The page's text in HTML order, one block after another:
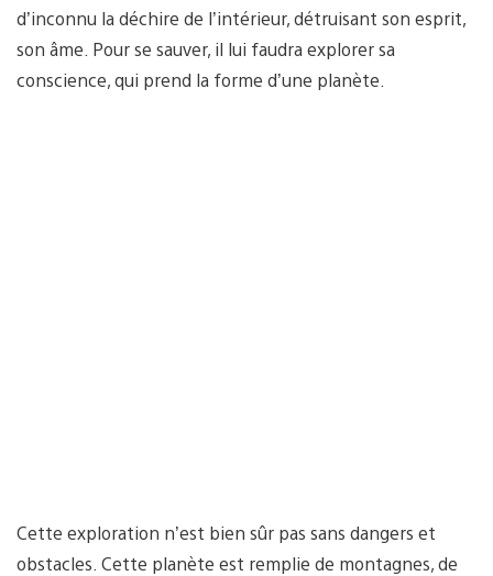
d’inconnu la déchire de l’intérieur, détruisant son esprit,
son âme. Pour se sauver, il lui faudra explorer sa
conscience, qui prend la forme d’une planète.
Cette exploration n’est bien sûr pas sans dangers et
obstacles. Cette planète est remplie de montagnes, de